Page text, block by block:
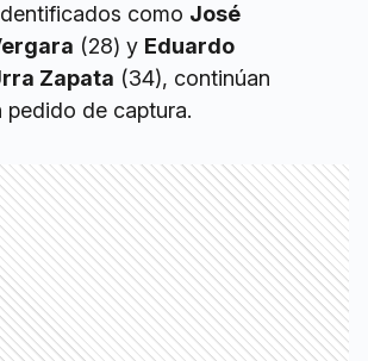
como José
(28) y Eduardo
Zapata (34), continúan
de captura.